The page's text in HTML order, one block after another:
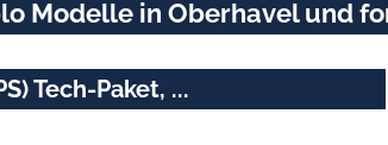
Modelle in Oberhavel und
Tech-Paket, ...